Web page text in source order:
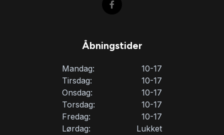
Åbningstider
Mandag:
10-17
Tirsdag:
10-17
Onsdag:
10-17
Torsdag:
10-17
Fredag:
10-17
Lørdag:
Lukket